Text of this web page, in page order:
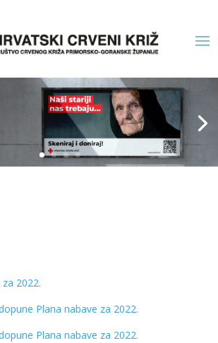
2022.
Plana nabave za 2022.
Plana nabave za 2022.